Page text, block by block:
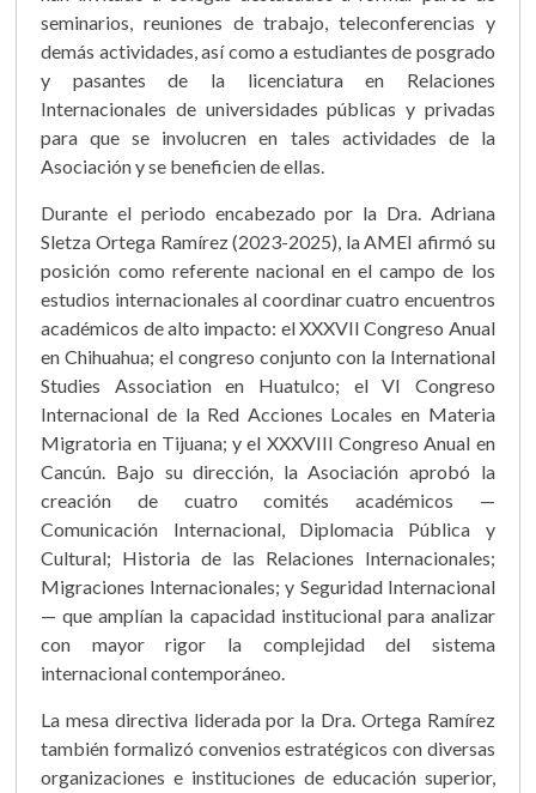
seminarios, reuniones de trabajo, teleconferencias y
demás actividades, así como a estudiantes de posgrado
y pasantes de la licenciatura en Relaciones
Internacionales de universidades públicas y privadas
para que se involucren en tales actividades de la
Asociación y se beneficien de ellas.
Durante el periodo encabezado por la Dra. Adriana
Sletza Ortega Ramírez (2023-2025), la AMEI afirmó su
posición como referente nacional en el campo de los
estudios internacionales al coordinar cuatro encuentros
académicos de alto impacto: el XXXVII Congreso Anual
en Chihuahua; el congreso conjunto con la International
Studies Association en Huatulco; el VI Congreso
Internacional de la Red Acciones Locales en Materia
Migratoria en Tijuana; y el XXXVIII Congreso Anual en
Cancún. Bajo su dirección, la Asociación aprobó la
creación de cuatro comités académicos —
Comunicación Internacional, Diplomacia Pública y
Cultural; Historia de las Relaciones Internacionales;
Migraciones Internacionales; y Seguridad Internacional
— que amplían la capacidad institucional para analizar
con mayor rigor la complejidad del sistema
internacional contemporáneo.
La mesa directiva liderada por la Dra. Ortega Ramírez
también formalizó convenios estratégicos con diversas
organizaciones e instituciones de educación superior,